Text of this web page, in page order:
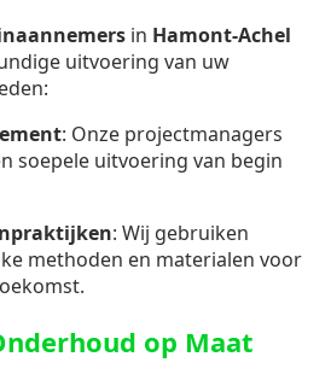
in Hamont-Achel
uitvoering van uw
: Onze projectmanagers
soepele uitvoering van begin
: Wij gebruiken
methoden en materialen voor
op Maat